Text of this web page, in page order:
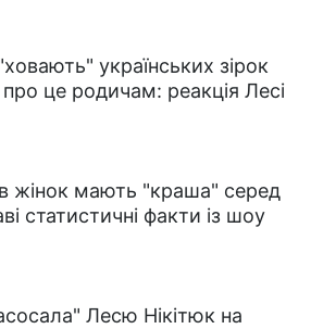
українських зірок
це родичам: реакція Лесі
жінок мають "краша" серед
статистичні факти із шоу
Лесю Нікітюк на